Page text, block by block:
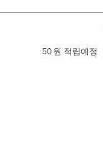
50원 적립예정